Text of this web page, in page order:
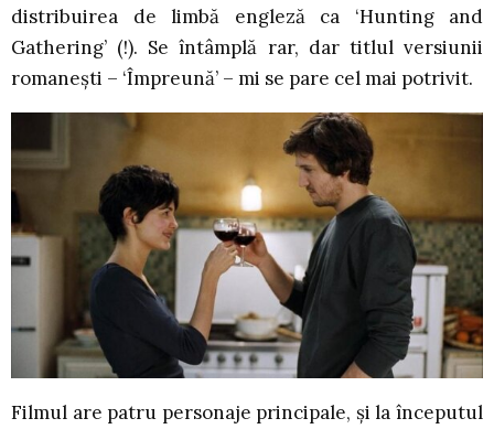
distribuirea de limbă engleză ca ‘Hunting and
Gathering’ (!). Se întâmplă rar, dar titlul versiunii
romanești – ‘Împreună’ – mi se pare cel mai potrivit.
Filmul are patru personaje principale, și la începutul